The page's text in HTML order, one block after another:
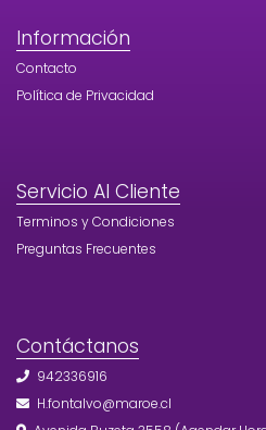
Información
Contacto
Política de Privacidad
Servicio Al Cliente
Terminos y Condiciones
Preguntas Frecuentes
Contáctanos
942336916
H.fontalvo@maroe.cl